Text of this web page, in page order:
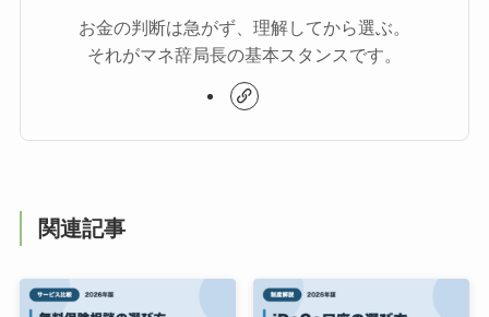
お金の判断は急がず、理解してから選ぶ。
それがマネ辞局長の基本スタンスです。
関連記事